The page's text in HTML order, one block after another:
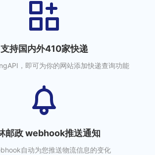
支持国内外410家快递
，即可为你的网站添加快递查询功能
邮政 webhook推送通知
自动为您推送物流信息的变化